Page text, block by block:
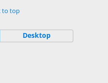
to top
Desktop